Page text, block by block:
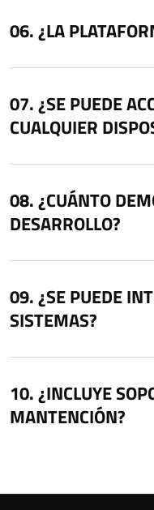
¿LA
¿SE PUEDE
CUALQUIER
¿CUÁNTO
DESARROLLO?
¿SE PUEDE
SISTEMAS?
¿INCLUYE
MANTENCIÓN?